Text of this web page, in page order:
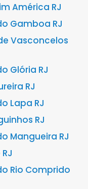
América RJ
Gamboa RJ
Vasconcelos
Glória RJ
RJ
Lapa RJ
RJ
Mangueira RJ
Rio Comprido